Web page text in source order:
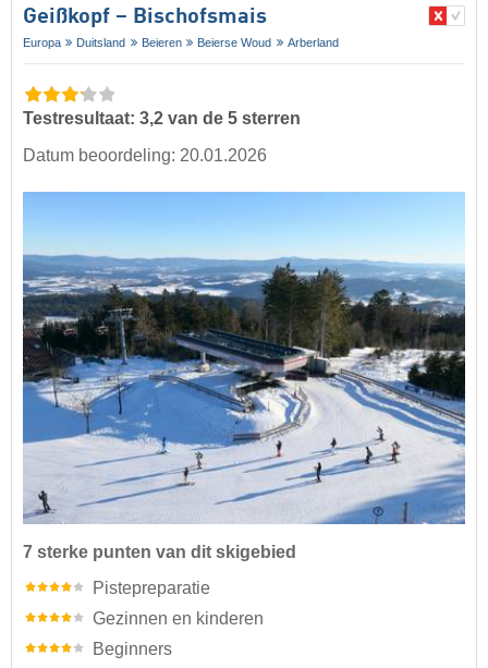
Geißkopf – Bischofsmais
Europa Duitsland Beieren Beierse Woud Arberland
Testresultaat: 3,2 van de 5 sterren
Datum beoordeling: 20.01.2026
7 sterke punten van dit skigebied
Pistepreparatie
Gezinnen en kinderen
Beginners